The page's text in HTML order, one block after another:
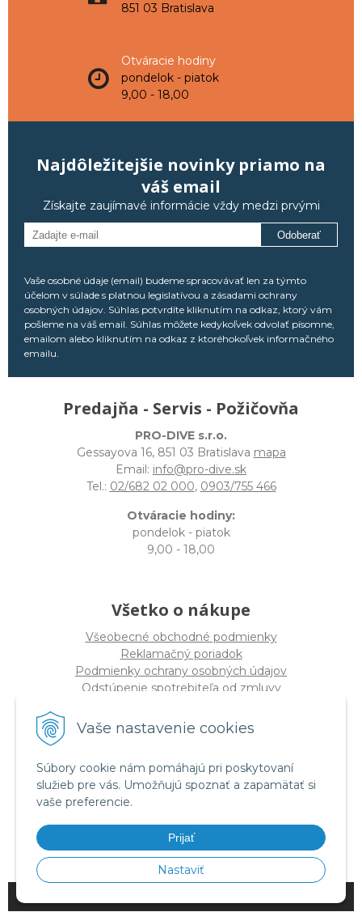
Vaše nastavenie cookies
Súbory cookie nám pomáhajú pri poskytovaní
služieb pre vás. Umožňujú spoznať a zapamätať si
vaše preferencie.
Prijať
Nastaviť
851 03 Bratislava
Otváracie hodiny
pondelok - piatok
9,00 - 18,00
Najdôležitejšie novinky priamo na
váš email
Získajte zaujímavé informácie vždy medzi prvými
Odoberať
Vaše osobné údaje (email) budeme spracovávať len za týmto
účelom v súlade s platnou legislatívou a zásadami ochrany
osobných údajov. Súhlas potvrdíte kliknutím na odkaz, ktorý vám
pošleme na váš email. Súhlas môžete kedykoľvek odvolať písomne,
emailom alebo kliknutím na odkaz z ktoréhokoľvek informačného
emailu.
Predajňa - Servis - Požičovňa
PRO-DIVE s.r.o.
Gessayova 16, 851 03 Bratislava mapa
Email: info@pro-dive.sk
Tel.: 02/682 02 000, 0903/755 466
Otváracie hodiny:
pondelok - piatok
9,00 - 18,00
Všetko o nákupe
Všeobecné obchodné podmienky
Reklamačný poriadok
Podmienky ochrany osobných údajov
Odstúpenie spotrebiteľa od zmluvy
O spoločnosti
PRO-DIVE s.r.o
Dulovo námestie 12, 821 08 Bratislava
(Sídlo nie PREDAJŇA
DIČ: 2020294320
IČ DPH SK2020294320